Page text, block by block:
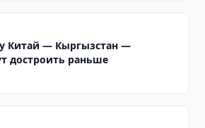
Китай — Кыргызстан —
достроить раньше